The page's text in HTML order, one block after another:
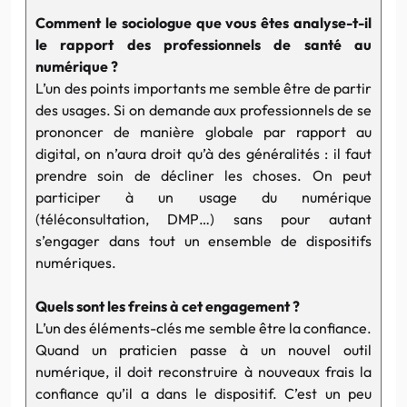
Comment le sociologue que vous êtes analyse-t-il
le rapport des professionnels de santé au
numérique ?
L’un des points importants me semble être de partir
des usages. Si on demande aux professionnels de se
prononcer de manière globale par rapport au
digital, on n’aura droit qu’à des généralités : il faut
prendre soin de décliner les choses. On peut
participer à un usage du numérique
(téléconsultation, DMP…) sans pour autant
s’engager dans tout un ensemble de dispositifs
numériques.
Quels sont les freins à cet engagement ?
L’un des éléments-clés me semble être la confiance.
Quand un praticien passe à un nouvel outil
numérique, il doit reconstruire à nouveaux frais la
confiance qu’il a dans le dispositif. C’est un peu